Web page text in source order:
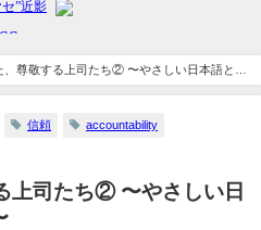
、尊敬する上司たち② 〜やさしい日本語と
信頼 accountability
上司たち② 〜やさしい日